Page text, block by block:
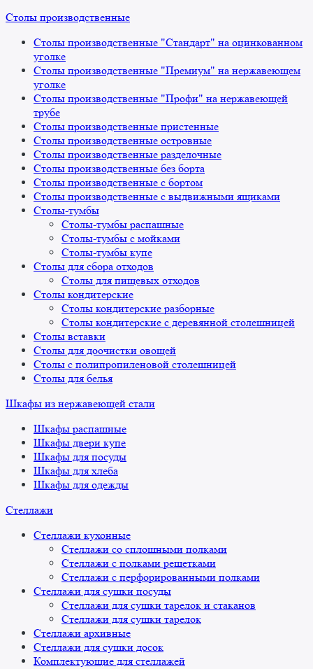
Столы производственные
Столы производственные "Стандарт" на оцинкованном
уголке
Столы производственные "Премиум" на нержавеющем
уголке
Столы производственные "Профи" на нержавеющей
трубе
Столы производственные пристенные
Столы производственные островные
Столы производственные разделочные
Столы производственные без борта
Столы производственные с бортом
Столы производственные с выдвижными ящиками
Столы-тумбы
Столы-тумбы распашные
Столы-тумбы с мойками
Столы-тумбы купе
Столы для сбора отходов
Столы для пищевых отходов
Столы кондитерские
Столы кондитерские разборные
Столы кондитерские с деревянной столешницей
Столы вставки
Столы для доочистки овощей
Столы с полипропиленовой столешницей
Столы для белья
Шкафы из нержавеющей стали
Шкафы распашные
Шкафы двери купе
Шкафы для посуды
Шкафы для хлеба
Шкафы для одежды
Стеллажи
Стеллажи кухонные
Стеллажи со сплошными полками
Стеллажи с полками решетками
Стеллажи с перфорированными полками
Стеллажи для сушки посуды
Стеллажи для сушки тарелок и стаканов
Стеллажи для сушки тарелок
Стеллажи архивные
Стеллажи для сушки досок
Комплектующие для стеллажей